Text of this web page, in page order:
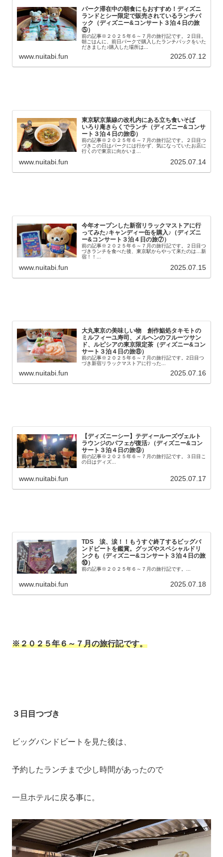
パーク滞在中の朝食にもおすすめ！ディズニ
ランドとシー限定で販売されているランチパ
ック（ディズニー&コンサート３泊４日の旅
⑤）
前の記事※２０２５年６～７月の旅行記です。２日目。
朝ごはんに、前日パークで購入したランチパックをいた
だきました♪購入した場所は...
www.nuitabi.fun 2025.07.12
東京駅京葉線の改札内にある立ち食いそば
いろり庵きらくでランチ（ディズニー&コンサ
ート３泊４日の旅⑥）
前の記事※２０２５年６～７月の旅行記です。２日目つ
づきこの日はパークには行かず、気になっていたお店に
行くので東京に向かいま...
www.nuitabi.fun 2025.07.14
今年オープンした新宿リラックマストアに行
ってみた♪キャンディー缶を購入♪（ディズニ
ー&コンサート３泊４日の旅⑦）
前の記事※２０２５年６～７月の旅行記です。２日目つ
づきランチを食べた後、東京駅からやって来たのは…新
宿！！...
www.nuitabi.fun 2025.07.15
大丸東京の美味しい物 創作鮨処タキモトの
ミルフィーユ寿司、メルヘンのフルーツサン
ド、ルピシアの東京限定茶（ディズニー&コン
サート３泊４日の旅⑧）
前の記事※２０２５年６～７月の旅行記です。2日目つ
づき新宿リラックマストアに行った...
www.nuitabi.fun 2025.07.16
【ディズニーシー】テディールーズヴェルト
ラウンジのパフェが復活♪（ディズニー&コン
サート３泊４日の旅⑨）
前の記事※２０２５年６～７月の旅行記です。３日目こ
の日はディズ...
www.nuitabi.fun 2025.07.17
TDS 涙、涙！！もうすぐ終了するビッグバ
ンドビートを鑑賞。グッズやスペシャルドリ
ンクも（ディズニー&コンサート３泊４日の旅
⑩）
前の記事※２０２５年６～７月の旅行記です。...
www.nuitabi.fun 2025.07.18
※２０２５年６～７月の旅行記です。
３日目つづき
ビッグバンドビートを見た後は、
予約したランチまで少し時間があったので
一旦ホテルに戻る事に。